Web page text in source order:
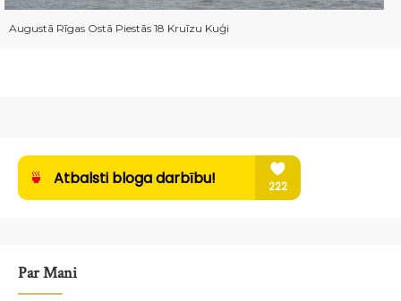
Augustā Rīgas Ostā Piestās 18 Kruīzu Kuģi
Par Mani